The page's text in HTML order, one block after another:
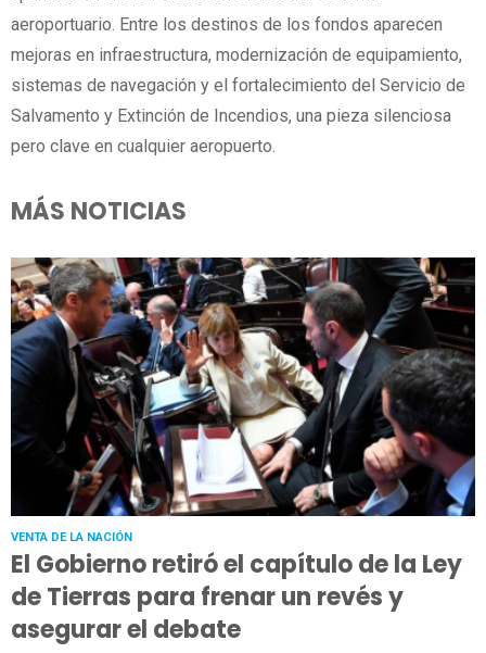
aeroportuario. Entre los destinos de los fondos aparecen
mejoras en infraestructura, modernización de equipamiento,
sistemas de navegación y el fortalecimiento del Servicio de
Salvamento y Extinción de Incendios, una pieza silenciosa
pero clave en cualquier aeropuerto.
MÁS NOTICIAS
VENTA DE LA NACIÓN
El Gobierno retiró el capítulo de la Ley
de Tierras para frenar un revés y
asegurar el debate